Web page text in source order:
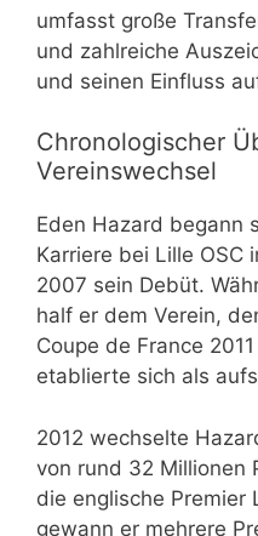
umfasst große
und zahlreiche
und seinen Einfluss
Chronologischer
Vereinswechsel
Eden Hazard begann
Karriere bei Lille OSC
2007 sein Debüt.
half er dem Verein,
Coupe de France
etablierte sich als
2012 wechselte
von rund 32 Millionen
die englische Premier
gewann er mehrere